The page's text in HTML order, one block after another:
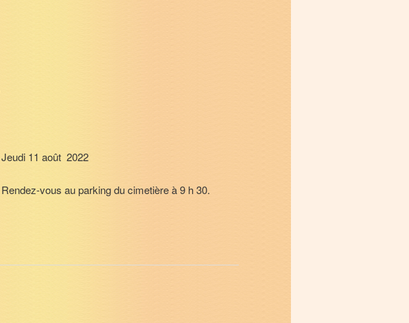
Jeudi 11 août 2022
Rendez-vous au parking du cimetière à 9 h 30.